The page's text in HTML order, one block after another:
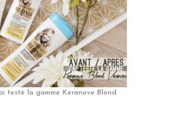
testé la gamme Keranove Blond